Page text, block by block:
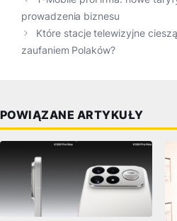
prowadzenia biznesu
Które stacje telewizyjne
zaufaniem Polaków?
POWIĄZANE ARTYKUŁY